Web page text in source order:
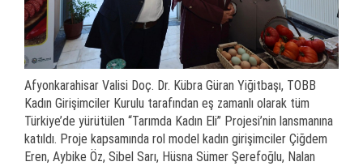
Afyonkarahisar Valisi Doç. Dr. Kübra Güran Yiğitbaşı, TOBB
Kadın Girişimciler Kurulu tarafından eş zamanlı olarak tüm
Türkiye’de yürütülen “Tarımda Kadın Eli” Projesi’nin lansmanına
katıldı. Proje kapsamında rol model kadın girişimciler Çiğdem
Eren, Aybike Öz, Sibel Sarı, Hüsna Sümer Şerefoğlu, Nalan